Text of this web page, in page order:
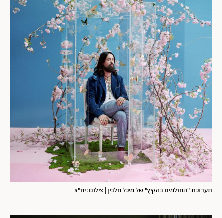
תערוכת "החולמים בהקיץ" של מיכל חלבין | צילום: יח"צ